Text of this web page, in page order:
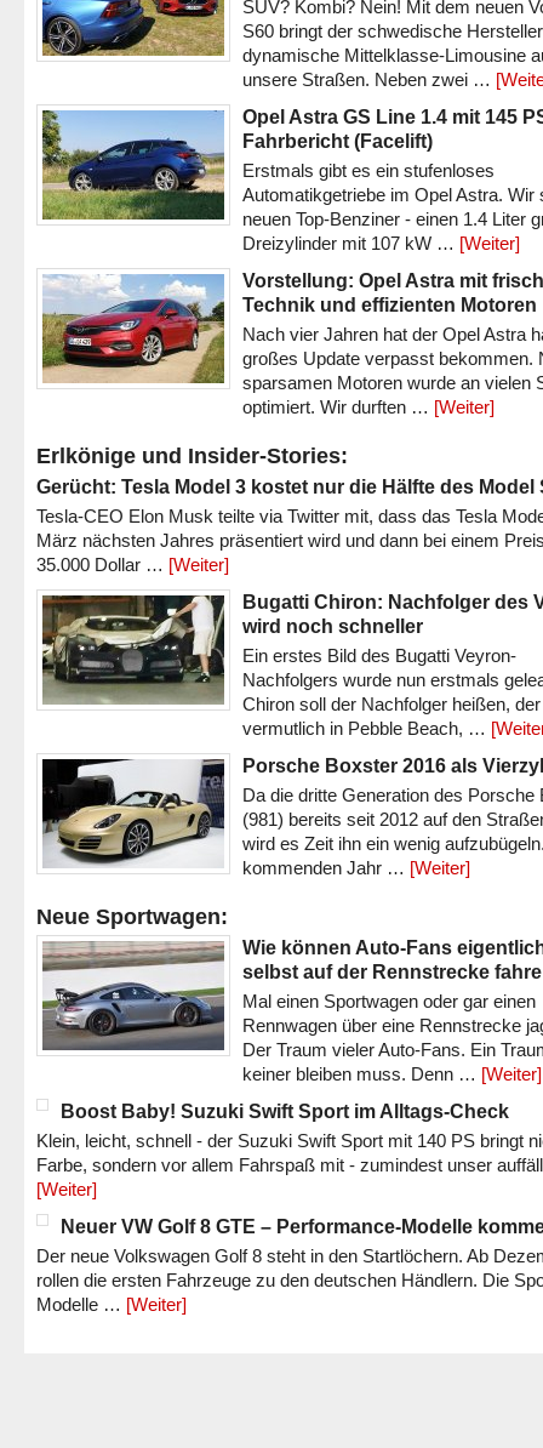
SUV? Kombi? Nein! Mit dem neuen
S60 bringt der schwedische
dynamische Mittelklasse-Limousine
unsere Straßen. Neben zwei …
Opel Astra GS Line 1.4 mit 145
Fahrbericht (Facelift)
Erstmals gibt es ein stufenloses
Automatikgetriebe im Opel Astra. Wir
neuen Top-Benziner - einen 1.4 Liter
Dreizylinder mit 107 kW … [Weiter]
Vorstellung: Opel Astra mit
Technik und effizienten Motoren
Nach vier Jahren hat der Opel Astra
großes Update verpasst bekommen.
sparsamen Motoren wurde an vielen
optimiert. Wir durften … [Weiter]
Erlkönige und Insider-Stories:
Gerücht: Tesla Model 3 kostet nur die Hälfte des Model
Tesla-CEO Elon Musk teilte via Twitter mit, dass das Tesla
März nächsten Jahres präsentiert wird und dann bei einem
35.000 Dollar … [Weiter]
Bugatti Chiron: Nachfolger des
wird noch schneller
Ein erstes Bild des Bugatti Veyron-
Nachfolgers wurde nun erstmals
Chiron soll der Nachfolger heißen, der
vermutlich in Pebble Beach, …
Porsche Boxster 2016 als
Da die dritte Generation des Porsche
(981) bereits seit 2012 auf den
wird es Zeit ihn ein wenig
kommenden Jahr … [Weiter]
Neue Sportwagen:
Wie können Auto-Fans
selbst auf der Rennstrecke
Mal einen Sportwagen oder gar einen
Rennwagen über eine Rennstrecke
Der Traum vieler Auto-Fans. Ein
keiner bleiben muss. Denn … [Weiter]
Boost Baby! Suzuki Swift Sport im Alltags-Check
Klein, leicht, schnell - der Suzuki Swift Sport mit 140 PS bringt
Farbe, sondern vor allem Fahrspaß mit - zumindest unser
[Weiter]
Neuer VW Golf 8 GTE – Performance-Modelle
Der neue Volkswagen Golf 8 steht in den Startlöchern. Ab
rollen die ersten Fahrzeuge zu den deutschen Händlern. Die
Modelle … [Weiter]